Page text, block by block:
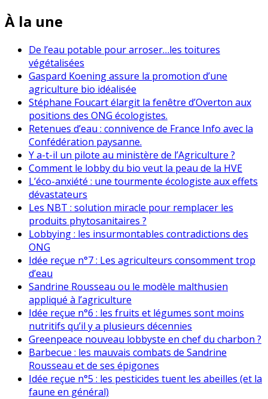
À la une
De l’eau potable pour arroser…les toitures
végétalisées
Gaspard Koening assure la promotion d’une
agriculture bio idéalisée
Stéphane Foucart élargit la fenêtre d’Overton aux
positions des ONG écologistes.
Retenues d’eau : connivence de France Info avec la
Confédération paysanne.
Y a-t-il un pilote au ministère de l’Agriculture ?
Comment le lobby du bio veut la peau de la HVE
L’éco-anxiété : une tourmente écologiste aux effets
dévastateurs
Les NBT : solution miracle pour remplacer les
produits phytosanitaires ?
Lobbying : les insurmontables contradictions des
ONG
Idée reçue n°7 : Les agriculteurs consomment trop
d’eau
Sandrine Rousseau ou le modèle malthusien
appliqué à l’agriculture
Idée reçue n°6 : les fruits et légumes sont moins
nutritifs qu’il y a plusieurs décennies
Greenpeace nouveau lobbyste en chef du charbon ?
Barbecue : les mauvais combats de Sandrine
Rousseau et de ses épigones
Idée reçue n°5 : les pesticides tuent les abeilles (et la
faune en général)